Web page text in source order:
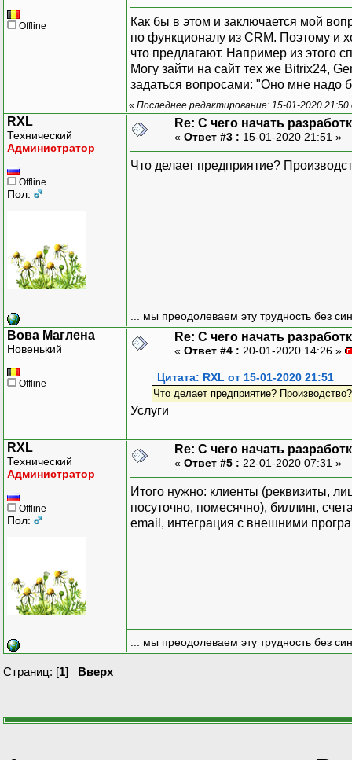
Offline
Как бы в этом и заключается мой
по функционалу из CRM. Поэтому и
что предлагают. Например из этого
Могу зайти на сайт тех же Bitrix24,
задаться вопросами: "Оно мне надо
« Последнее редактирование: 15-01-2020
RXL
Технический
Администратор
Offline
Пол:
Re: С чего начать
« Ответ #3 : 15-01-2020 21:51 »
Что делает предприятие?
... мы преодолеваем эту трудность без
Вова Маглена
Новенький
Offline
Re: С чего начать
« Ответ #4 : 20-01-2020 14:26 »
Цитата: RXL от 15-01-2020 21:51
Что делает предприятие?
Услуги
RXL
Технический
Администратор
Offline
Пол:
Re: С чего начать
« Ответ #5 : 22-01-2020 07:31 »
Итого нужно: клиенты (реквизиты,
посуточно, помесячно), биллинг,
email, интеграция с внешними
... мы преодолеваем эту трудность без
Страниц: [1] Вверх